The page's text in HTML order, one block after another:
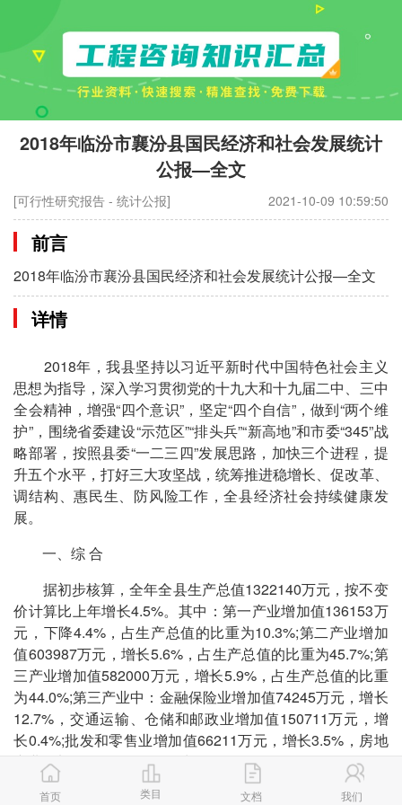
2018年临汾市襄汾县国民经济和社会发展统计
公报—全文
[可行性研究报告 - 统计公报] 2021-10-09 10:59:50
前言
2018年临汾市襄汾县国民经济和社会发展统计公报—全文
详情
2018年，我县坚持以习近平新时代中国特色社会主义
思想为指导，深入学习贯彻党的十九大和十九届二中、三中
全会精神，增强“四个意识”，坚定“四个自信”，做到“两个维
护”，围绕省委建设“示范区”“排头兵”“新高地”和市委“345”战
略部署，按照县委“一二三四”发展思路，加快三个进程，提
升五个水平，打好三大攻坚战，统筹推进稳增长、促改革、
调结构、惠民生、防风险工作，全县经济社会持续健康发
展。
一、综 合
据初步核算，全年全县生产总值1322140万元，按不变
价计算比上年增长4.5%。其中：第一产业增加值136153万
元，下降4.4%，占生产总值的比重为10.3%;第二产业增加
值603987万元，增长5.6%，占生产总值的比重为45.7%;第
三产业增加值582000万元，增长5.9%，占生产总值的比重
为44.0%;第三产业中：金融保险业增加值74245万元，增长
12.7%，交通运输、仓储和邮政业增加值150711万元，增
长0.4%;批发和零售业增加值66211万元，增长3.5%，房地
产业增加值80948万元，增长6.1% 。
图1 2014-2018年全县生产总值及其增长速度
首页 类目 文档 我们